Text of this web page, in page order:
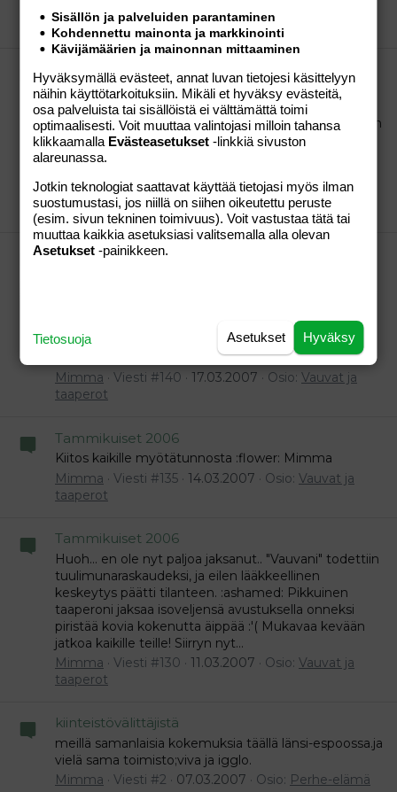
Mimma
Viesti #11
taaperot
Tammikuiset 2006
Aurinkoinen : Kyllä häät on tulossa, ihan pian... :o
:saint: Puolitoista kuukautta enää!! Kutsut on
askarreltu ja lähetetty jo jokunen viikko sitten. Nyt on
rytinällä valmistunut 160 hääkarkkia... kyllähän oli
hommaa, mutta muutenkin askartelen paljon, joten
Mimma
Viesti #149 20.03.2007 Osio:Vauvat ja
taaperot
Tammikuiset 2006
herkässä. Kuuluu kai osaltaan hormonitoiminnan
palautumiseenkin, mutta eipä sitä oikein niin vielä
osaa ajatella. Samaan syssyyn...
Mimma
Viesti #140 17.03.2007 Osio: Vauvat ja
taaperot
Tammikuiset 2006
Kiitos kaikille myötätunnosta :flower: Mimma
Mimma
Viesti #135 14.03.2007 Osio: Vauvat ja
taaperot
Tammikuiset 2006
Huoh... en ole nyt paljoa jaksanut.. "Vauvani" todettiin
tuulimunaraskaudeksi, ja eilen lääkkeellinen
keskeytys päätti tilanteen. :ashamed: Pikkuinen
taaperoni jaksaa isoveljensä avustuksella onneksi
piristää kovia kokenutta äippää :'( Mukavaa kevään
jatkoa kaikille teille! Siirryn nyt...
Mimma
Viesti #130 11.03.2007 Osio: Vauvat ja
taaperot
kiinteistövälittäjistä
meillä samanlaisia kokemuksia täällä länsi-espoossa.ja
vielä sama toimisto;viva ja igglo.
Mimma
Viesti #2 07.03.2007 Osio: Perhe-elämä
Sisällön ja palveluiden parantaminen
Kohdennettu mainonta ja markkinointi
Kävijämäärien ja mainonnan mittaaminen
Hyväksymällä evästeet, annat luvan tietojesi käsittelyyn
näihin käyttötarkoituksiin. Mikäli et hyväksy evästeitä,
osa palveluista tai sisällöistä ei välttämättä toimi
optimaalisesti. Voit muuttaa valintojasi milloin tahansa
klikkaamalla Evästeasetukset -linkkiä sivuston
alareunassa.
Jotkin teknologiat saattavat käyttää tietojasi myös ilman
suostumustasi, jos niillä on siihen oikeutettu peruste
(esim. sivun tekninen toimivuus). Voit vastustaa tätä tai
muuttaa kaikkia asetuksiasi valitsemalla alla olevan
Asetukset -painikkeen.
Hyväksy
Asetukset
Tietosuoja